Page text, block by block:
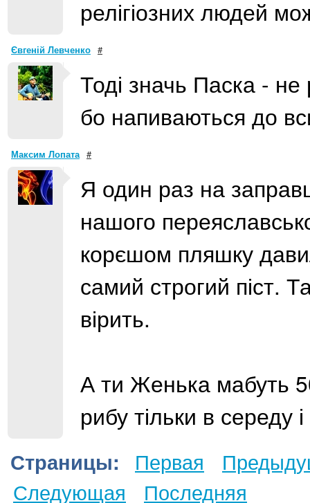
релігіозних людей
Євгеній Левченко #
Тоді значь Паска - не
бо напиваються до
Максим Лопата #
Я один раз на
нашого
корєшом пляшку
самий строгий піст.
вірить.
А ти Женька мабуть
рибу тільки в середу
Страницы: Первая
Следующая
Последняя